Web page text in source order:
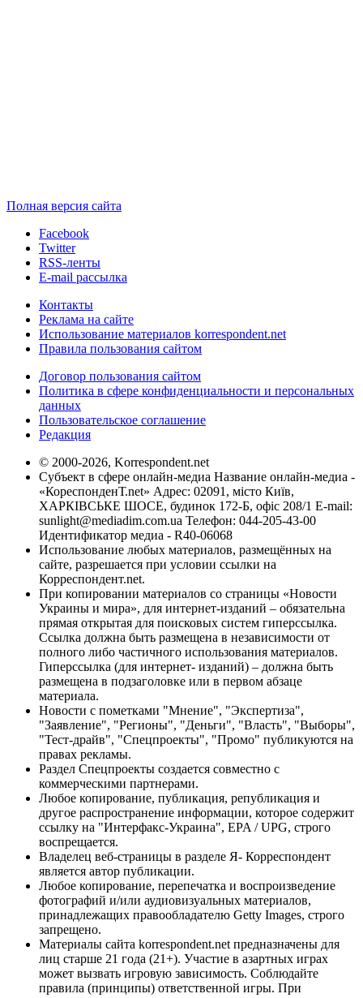
Полная версия сайта
Facebook
Twitter
RSS-ленты
E-mail рассылка
Контакты
Реклама на сайте
Использование материалов korrespondent.net
Правила пользования сайтом
Договор пользования сайтом
Политика в сфере конфиденциальности и персональных
данных
Пользовательское соглашение
Редакция
© 2000-2026, Korrespondent.net
Субъект в сфере онлайн-медиа Название онлайн-медиа -
«КореспонденТ.net» Адрес: 02091, місто Київ,
ХАРКІВСЬКЕ ШОСЕ, будинок 172-Б, офіс 208/1 E-mail:
sunlight@mediadim.com.ua Телефон: 044-205-43-00
Идентификатор медиа - R40-06068
Использование любых материалов, размещённых на
сайте, разрешается при условии ссылки на
Корреспондент.net.
При копировании материалов со страницы «Новости
Украины и мира», для интернет-изданий – обязательна
прямая открытая для поисковых систем гиперссылка.
Ссылка должна быть размещена в независимости от
полного либо частичного использования материалов.
Гиперссылка (для интернет- изданий) – должна быть
размещена в подзаголовке или в первом абзаце
материала.
Новости с пометками "Мнение", "Экспертиза",
"Заявление", "Регионы", "Деньги", "Власть", "Выборы",
"Тест-драйв", "Спецпроекты", "Промо" публикуются на
правах рекламы.
Раздел Спецпроекты создается совместно с
коммерческими партнерами.
Любое копирование, публикация, републикация и
другое распространение информации, которое содержит
ссылку на "Интерфакс-Украина", EPA / UPG, строго
воспрещается.
Владелец веб-страницы в разделе Я- Корреспондент
является автор публикации.
Любое копирование, перепечатка и воспроизведение
фотографий и/или аудиовизуальных материалов,
принадлежащих правообладателю Getty Images, строго
запрещено.
Материалы сайта korrespondent.net предназначены для
лиц старше 21 года (21+). Участие в азартных играх
может вызвать игровую зависимость. Соблюдайте
правила (принципы) ответственной игры. При